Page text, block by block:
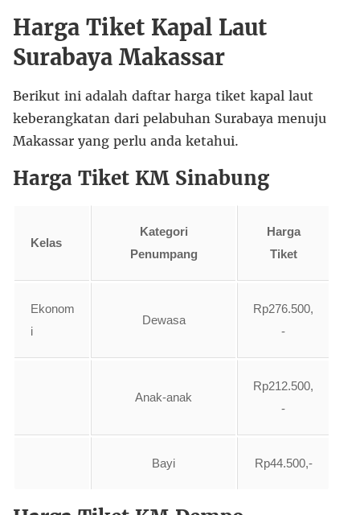
Harga Tiket Kapal Laut
Surabaya Makassar
Berikut ini adalah daftar harga tiket kapal laut
keberangkatan dari pelabuhan Surabaya menuju
Makassar yang perlu anda ketahui.
Harga Tiket KM Sinabung
Kelas
Kategori
Penumpang
Harga
Tiket
Ekonom
i
Dewasa
Rp276.500,
-
Anak-anak
Rp212.500,
-
Bayi Rp44.500,-